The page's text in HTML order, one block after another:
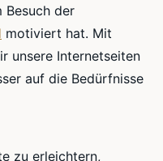
Besuch der
motiviert hat. Mit
unsere Internetseiten
auf die Bedürfnisse
zu erleichtern,